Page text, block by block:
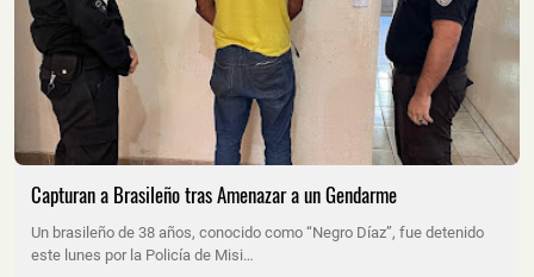
Capturan a Brasileño tras Amenazar a un Gendarme
Un brasileño de 38 años, conocido como “Negro Díaz”, fue detenido
este lunes por la Policía de Misi…